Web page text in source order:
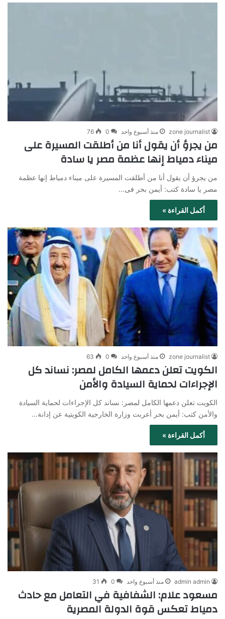
zone journalist منذ أسبوع واحد 0
76
من يجرؤ أن يقول أنا من أطلقت المسيرة على
ميناء دمياط إنها عظمة مصر يا سادة
من يجرؤ أن يقول أنا من أطلقت المسيرة على ميناء دمياط إنها عظمة
مصر يا سادة كتب: أيمن بحر فى…
أكمل القراءة »
zone journalist منذ أسبوع واحد 0
63
الكويت تعلن دعمها الكامل لمصر: نساند كل
الإجراءات لحماية السيادة والأمن
الكويت تعلن دعمها الكامل لمصر: نساند كل الإجراءات لحماية السيادة
والأمن كتب: أيمن بحر أعربت وزارة الخارجية الكويتية عن إدانة…
أكمل القراءة »
admin admin منذ أسبوع واحد 0
31
مسعود علام: الشفافية في التعامل مع حادث
دمياط تعكس قوة الدولة المصرية